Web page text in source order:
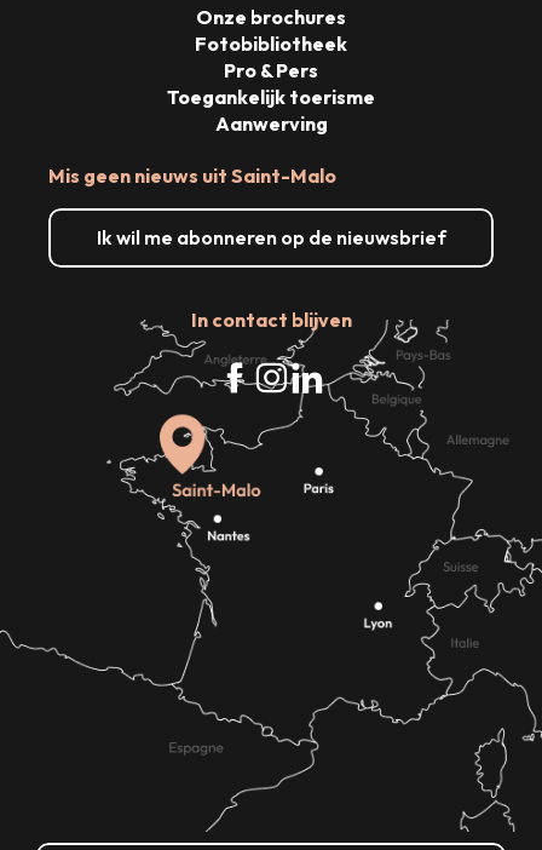
Mis geen nieuws uit Saint-Malo
Ik wil me abonneren op de nieuwsbrief
In contact blijven
Onze brochures
Fotobibliotheek
Pro & Pers
Toegankelijk toerisme
Aanwerving